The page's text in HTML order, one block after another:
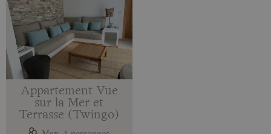
Appartement Vue
sur la Mer et
Terrasse (Twingo)